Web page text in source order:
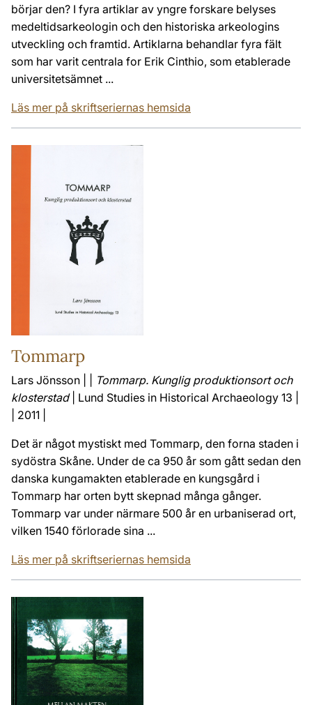
börjar den? I fyra artiklar av yngre forskare belyses
medeltidsarkeologin och den historiska arkeologins
utveckling och framtid. Artiklarna behandlar fyra fält
som har varit centrala for Erik Cinthio, som etablerade
universitetsämnet ...
Läs mer på skriftseriernas hemsida
Tommarp
Lars Jönsson | |
Tommarp. Kunglig produktionsort och
klosterstad| Lund Studies in Historical Archaeology 13 |
| 2011 |
Det är något mystiskt med Tommarp, den forna staden i
sydöstra Skåne. Under de ca 950 år som gått sedan den
danska kungamakten etablerade en kungsgård i
Tommarp har orten bytt skepnad många gånger.
Tommarp var under närmare 500 år en urbaniserad ort,
vilken 1540 förlorade sina ...
Läs mer på skriftseriernas hemsida